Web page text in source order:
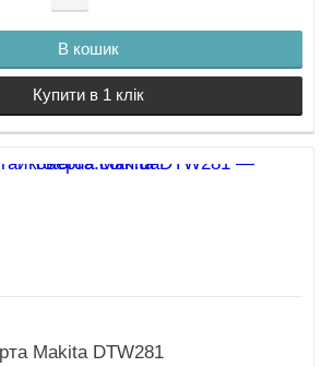
В кошик
Купити в 1 клік
Makita DTW281